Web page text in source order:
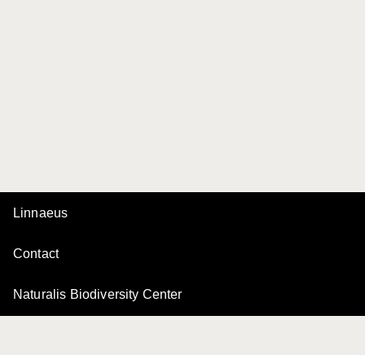
Linnaeus
Contact
Naturalis Biodiversity Center